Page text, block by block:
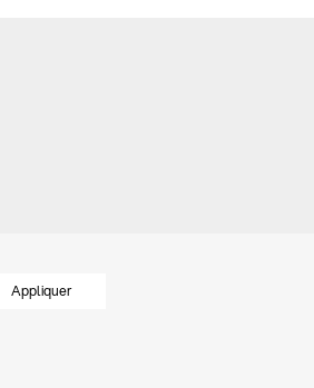
Appliquer